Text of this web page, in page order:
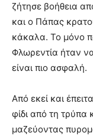
ζήτησε βοήθεια
και ο Πάπας
κάκαλα. Το μόνο
Φλωρεντία ήταν να
είναι πιο ασφαλή.
Από εκεί και
φίδι από τη τρύπα
μαζεύοντας